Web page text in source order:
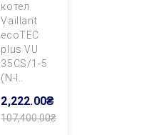
котел
Vaillant
ecoTEC
plus VU
35CS/1-5
(N-I..
2,222.00₴
107,400.00₴